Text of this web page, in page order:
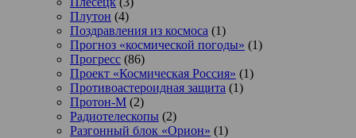
Плутон (4)
Поздравления из космоса (1)
Прогноз «космической погоды» (1)
Прогресс (86)
Проект «Космическая Россия» (1)
Противоастероидная защита (1)
Протон-М (2)
Радиотелескопы (2)
Разгонный блок «Орион» (1)